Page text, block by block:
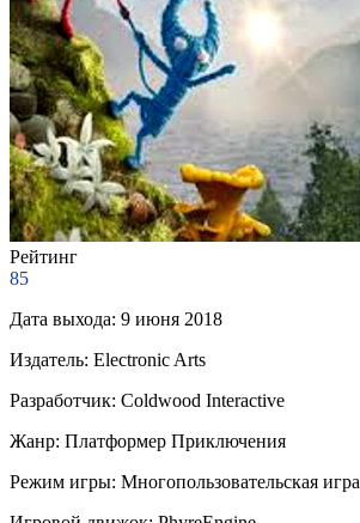
Рейтинг
85
Дата выхода: 9 июня 2018
Издатель: Electronic Arts
Разработчик: Coldwood Interactive
Жанр: Платформер Приключения
Режим игры: Многопользовательская игра